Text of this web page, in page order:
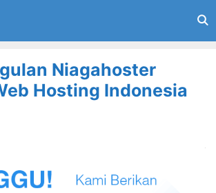
Niagahoster
Hosting Indonesia